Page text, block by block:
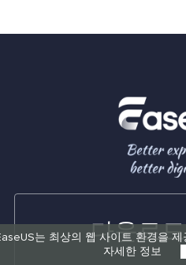
는 최상의 웹 사이트 환경을
자세한 정보
다운로